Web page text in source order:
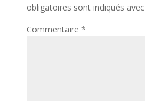
obligatoires sont indiqués avec
Commentaire *